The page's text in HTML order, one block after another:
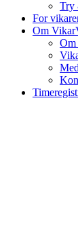
Try
For
Om
Om